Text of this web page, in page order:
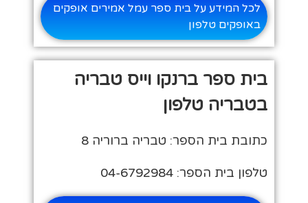
לכל המידע על בית ספר עמל אמירים אופקים
באופקים טלפון
בית ספר ברנקו וייס טבריה
בטבריה טלפון
כתובת בית הספר: טבריה ברוריה 8
טלפון בית הספר: 04-6792984